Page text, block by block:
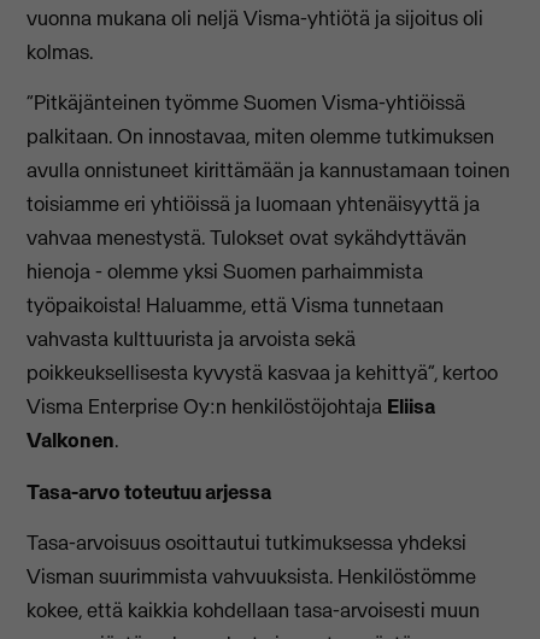
vuonna mukana oli neljä Visma-yhtiötä ja sijoitus oli
kolmas.
“Pitkäjänteinen työmme Suomen Visma-yhtiöissä
palkitaan. On innostavaa, miten olemme tutkimuksen
avulla onnistuneet kirittämään ja kannustamaan toinen
toisiamme eri yhtiöissä ja luomaan yhtenäisyyttä ja
vahvaa menestystä. Tulokset ovat sykähdyttävän
hienoja - olemme yksi Suomen parhaimmista
työpaikoista! Haluamme, että Visma tunnetaan
vahvasta kulttuurista ja arvoista sekä
poikkeuksellisesta kyvystä kasvaa ja kehittyä”, kertoo
Visma Enterprise Oy:n henkilöstöjohtaja Eliisa
Valkonen.
Tasa-arvo toteutuu arjessa
Tasa-arvoisuus osoittautui tutkimuksessa yhdeksi
Visman suurimmista vahvuuksista. Henkilöstömme
kokee, että kaikkia kohdellaan tasa-arvoisesti muun